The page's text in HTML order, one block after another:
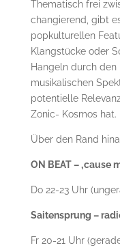
Thematisch frei
changierend, gibt
popkulturellen
Klangstücke oder
Hangeln durch
musikalischen
potentielle
Zonic- Kosmos hat.
Über den Rand
ON BEAT – ‚cause
Do 22-23 Uhr
Saitensprung –
Fr 20-21 Uhr